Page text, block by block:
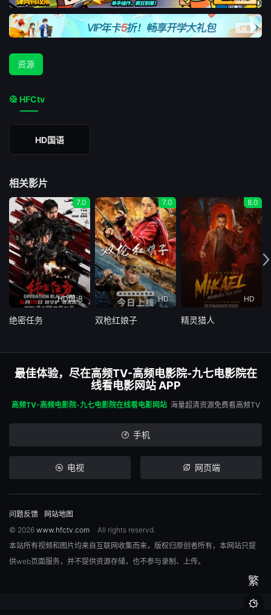
资源
HFCtv
HD国语
相关影片
7.0
HD国语
绝密任务
7.0
HD
双枪红娘子
8.0
HD
精灵猎人
繁

最佳体验，尽在高频TV-高频电影院-九七电影院在
线看电影网站 APP
高频TV-高频电影院-九七电影院在线看电影网站 海量超清资源免费看高频TV
手机
电视 网页端
问题反馈
网站地图
© 2026 www.hfctv.com
All rights reservd.
本站所有视频和图片均来自互联网收集而来，版权归原创者所有，本网站只提
供web页面服务，并不提供资源存储，也不参与录制、上传。